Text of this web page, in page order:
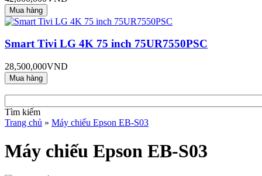
Smart Tivi LG 4K 75 inch 75UR7550PSC
28,500,000VND
Tìm kiếm
Trang chủ » Máy chiếu Epson EB-S03
Máy chiếu Epson EB-S03